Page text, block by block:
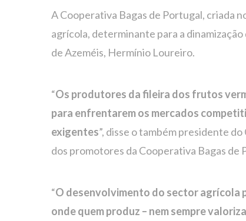
A Cooperativa Bagas de Portugal, criada
agrícola, determinante para a
de Azeméis, Hermínio Loureiro.
“Os produtores da fileira dos frutos
para enfrentarem os mercados
exigentes”, disse o também presidente
dos promotores da Cooperativa Bagas de
“O desenvolvimento do sector agrícola
onde quem produz – nem sempre